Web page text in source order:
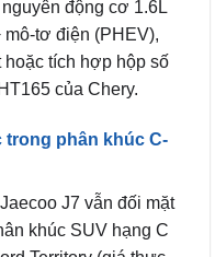
động cơ 1.6L
mô-tơ điện (PHEV),
tích hợp hộp số
của Chery.
trong phân khúc C-
J7 vẫn đối mặt
khúc SUV hạng C